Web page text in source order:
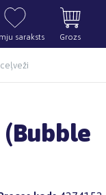
saraksts Grozs